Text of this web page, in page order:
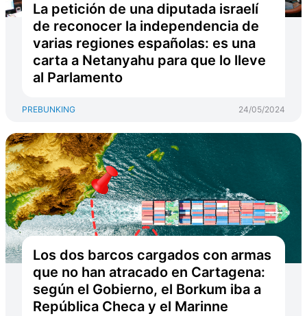
La petición de una diputada israelí
de reconocer la independencia de
varias regiones españolas: es una
carta a Netanyahu para que lo lleve
al Parlamento
PREBUNKING 24/05/2024
Los dos barcos cargados con armas
que no han atracado en Cartagena:
según el Gobierno, el Borkum iba a
República Checa y el Marinne